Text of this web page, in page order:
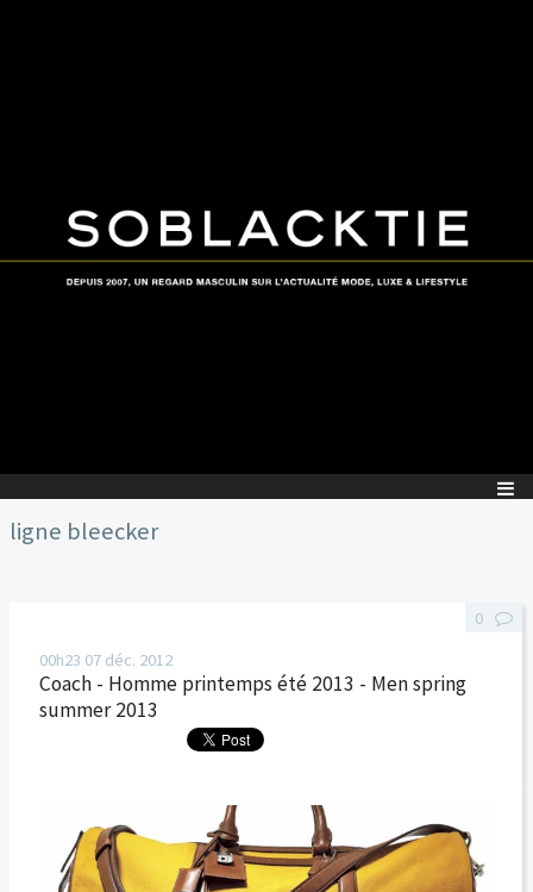
ligne bleecker
00h23 07 déc. 2012
Coach - Homme printemps été 2013 - Men spring
summer 2013
0